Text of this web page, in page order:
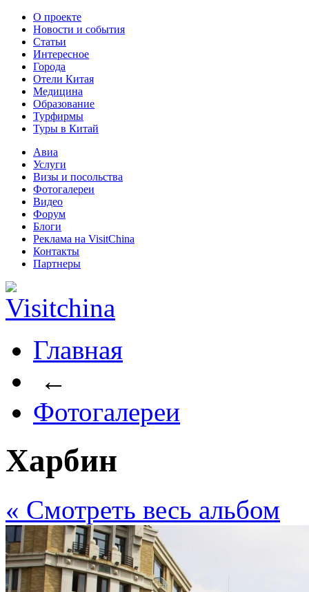
О проекте
Новости и события
Статьи
Интересное
Города
Отели Китая
Медицина
Образование
Турфирмы
Туры в Китай
Авиа
Услуги
Визы и посольства
Фотогалереи
Видео
Форум
Блоги
Реклама на VisitChina
Контакты
Партнеры
Главная
←
Фотогалереи
Харбин
« Cмотреть весь альбом